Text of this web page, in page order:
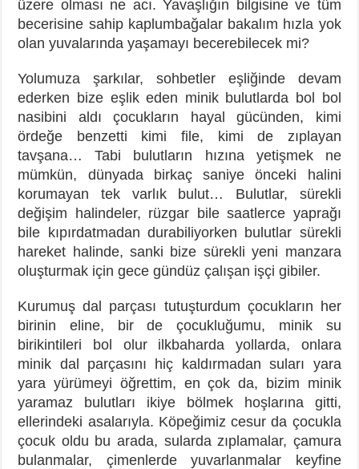
üzere olması ne acı. Yavaşlığın bilgisine ve tüm
becerisine sahip kaplumbağalar bakalım hızla yok
olan yuvalarında yaşamayı becerebilecek mi?
Yolumuza şarkılar, sohbetler eşliğinde devam
ederken bize eşlik eden minik bulutlarda bol bol
nasibini aldı çocukların hayal gücünden, kimi
ördeğe benzetti kimi file, kimi de zıplayan
tavşana… Tabi bulutların hızına yetişmek ne
mümkün, dünyada birkaç saniye önceki halini
korumayan tek varlık bulut… Bulutlar, sürekli
değişim halindeler, rüzgar bile saatlerce yaprağı
bile kıpırdatmadan durabiliyorken bulutlar sürekli
hareket halinde, sanki bize sürekli yeni manzara
oluşturmak için gece gündüz çalışan işçi gibiler.
Kurumuş dal parçası tutuşturdum çocukların her
birinin eline, bir de çocukluğumu, minik su
birikintileri bol olur ilkbaharda yollarda, onlara
minik dal parçasını hiç kaldırmadan suları yara
yara yürümeyi öğrettim, en çok da, bizim minik
yaramaz bulutları ikiye bölmek hoşlarına gitti,
ellerindeki asalarıyla. Köpeğimiz cesur da çocukla
çocuk oldu bu arada, sularda zıplamalar, çamura
bulanmalar, çimenlerde yuvarlanmalar keyfine